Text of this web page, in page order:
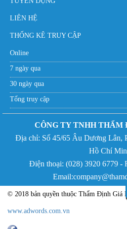
LIÊN HỆ
THỐNG KÊ TRUY CẬP
Online
7 ngày qua
30 ngày qua
Tổng truy cập
CÔNG TY TNHH THẨM
Địa chỉ: Số 45/65 Âu Dương Lân,
Hồ Chí
Điện thoại: (028) 3920 6779 -
© 2018 bản quyền thuộc Thẩm Định Giá
www.adwords.com.vn